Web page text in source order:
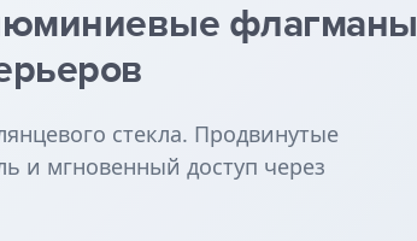
флагманы
стекла. Продвинутые
и мгновенный доступ через